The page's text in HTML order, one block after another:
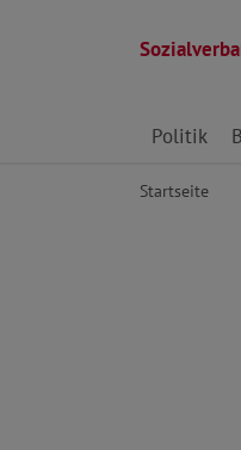
Direkt zu
Politik
Startseite